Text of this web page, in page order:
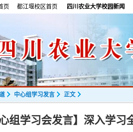
页 都江堰校区首页 四川农业大学校园新闻
中心组学习发言 正文
心组学习会发言】深入学